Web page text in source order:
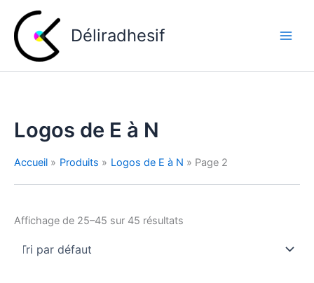
contenu
Déliradhesif
Logos de E à N
Accueil Produits Logos de E à N Page 2
Affichage de 25–45 sur 45 résultats